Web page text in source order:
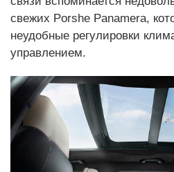
свежих Porshe Panamera,
неудобные регулировки
управлением.